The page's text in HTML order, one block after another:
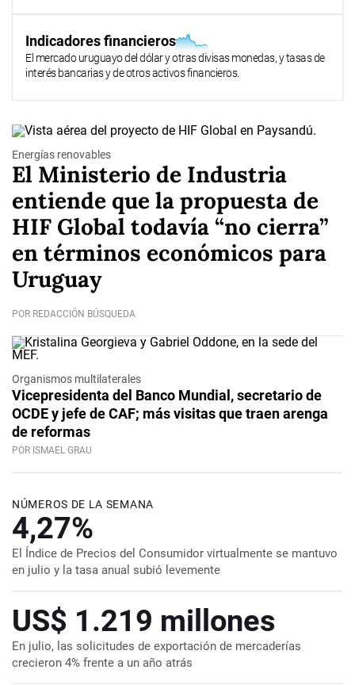
Indicadores financieros
El mercado uruguayo del dólar y otras divisas monedas, y tasas de
interés bancarias y de otros activos financieros.
Energías renovables
El Ministerio de Industria
entiende que la propuesta de
HIF Global todavía “no cierra”
en términos económicos para
Uruguay
POR REDACCIÓN BÚSQUEDA
Organismos multilaterales
Vicepresidenta del Banco Mundial, secretario de
OCDE y jefe de CAF; más visitas que traen arenga
de reformas
POR ISMAEL GRAU
NÚMEROS DE LA SEMANA
4,27%
El Índice de Precios del Consumidor virtualmente se mantuvo
en julio y la tasa anual subió levemente
US$ 1.219 millones
En julio, las solicitudes de exportación de mercaderías
crecieron 4% frente a un año atrás